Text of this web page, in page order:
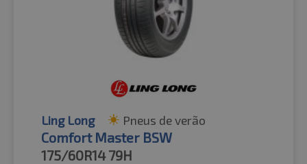
Ling Long Pneus de verão
Comfort Master BSW
175/60R14 79H